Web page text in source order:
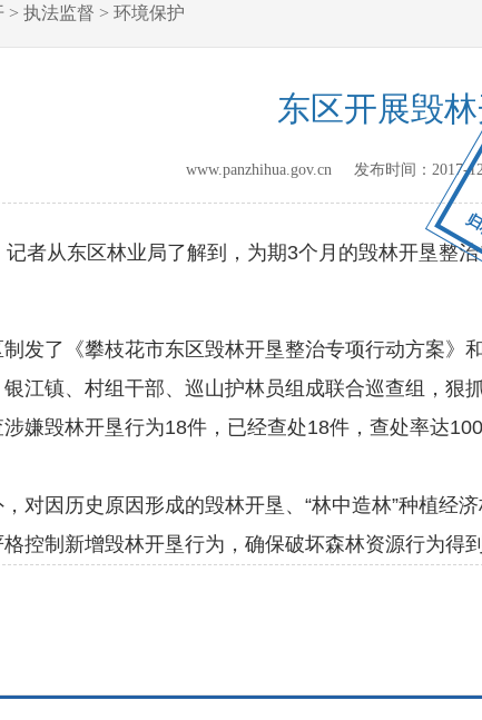
> 执法监督 > 环境保护
东区开展毁
www.panzhihua.gov.cn 发布时间： 2017-
者从东区林业局了解到，为期3个月的毁林开垦整
了《攀枝花市东区毁林开垦整治专项行动方案》
江镇、村组干部、巡山护林员组成联合巡查组，狠
嫌毁林开垦行为18件，已经查处18件，查处率达
因历史原因形成的毁林开垦、“林中造林”种植经
控制新增毁林开垦行为，确保破坏森林资源行为得